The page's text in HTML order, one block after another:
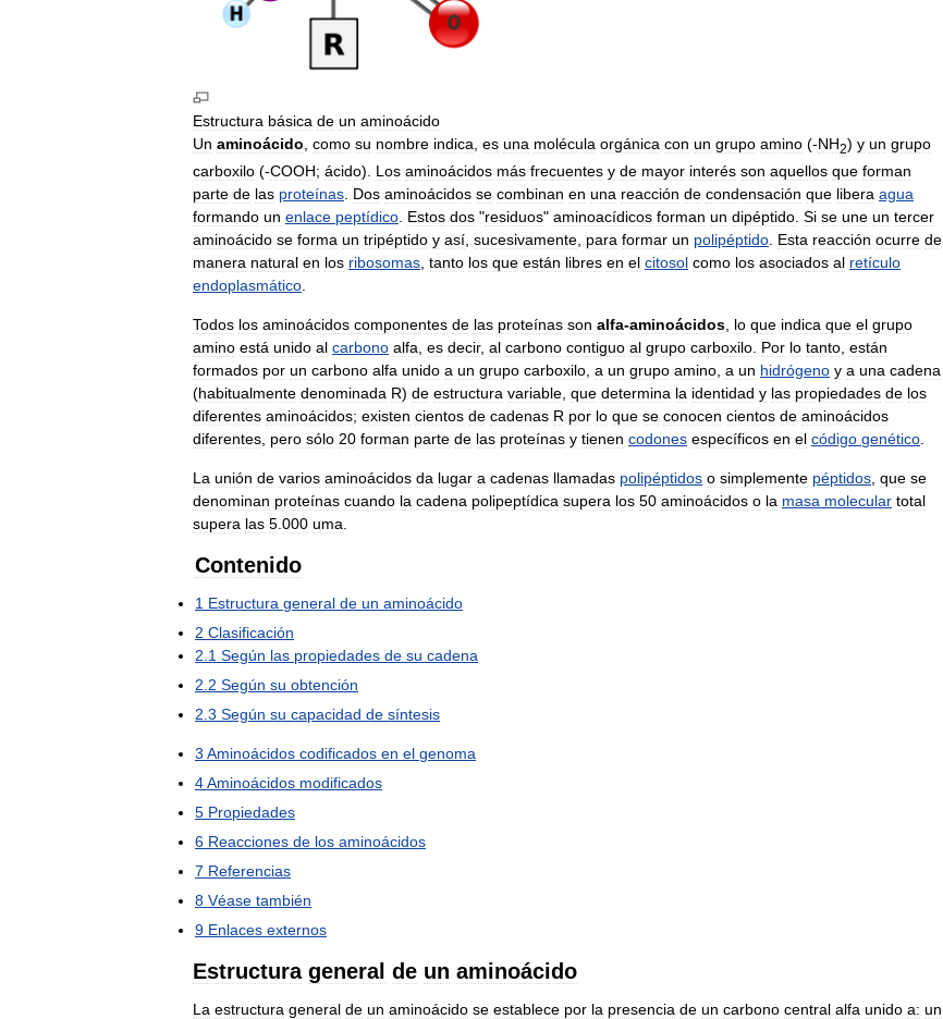
Estructura básica de un aminoácido
Un aminoácido como su nombre indica es una molécula orgánica con un grupo amino (-NH2) y un grupo
carboxilo (-COOH; ácido). Los aminoácidos más frecuentes y de mayor interés son aquellos que forman
parte de las proteínas Dos aminoácidos se combinan en una reacción de condensación que libera agua
formando un enlace peptídico Estos dos "residuos" aminoacídicos forman un dipéptido Si se une un tercer
aminoácido se forma un tripéptido y así sucesivamente para formar un polipéptido Esta reacción ocurre de
manera natural en los ribosomas tanto los que están libres en el citosol como los asociados al retículo
endoplasmático
Todos los aminoácidos componentes de las proteínas son alfa-aminoácidos lo que indica que el grupo
amino está unido al carbono alfa es decir, al carbono contiguo al grupo carboxilo Por lo tanto están
formados por un carbono alfa unido a un grupo carboxilo a un grupo amino a un hidrógeno y a una cadena
(habitualmente denominada R) de estructura variable que determina la identidad y las propiedades de los
diferentes aminoácidos; existen cientos de cadenas R por lo que se conocen cientos de aminoácidos
diferentes pero sólo 20 forman parte de las proteínas y tienen codones específicos en el código genético
La unión de varios aminoácidos da lugar a cadenas llamadas polipéptidos o simplemente péptidos que se
denominan proteínas cuando la cadena polipeptídica supera los 50 aminoácidos o la masa molecular total
supera las 5 000 uma
Contenido
1 Estructura general de un aminoácido
2 Clasificación
2 1 Según las propiedades de su cadena
2 2 Según su obtención
2 3 Según su capacidad de síntesis
3 Aminoácidos codificados en el genoma
4Aminoácidos modificados
5 Propiedades
6 Reacciones de los aminoácidos
7 Referencias
8 Véase también
9 Enlaces externos
Estructura general de un aminoácido
La estructura general de un aminoácido se establece por la presencia de un carbono central alfa unido a: un